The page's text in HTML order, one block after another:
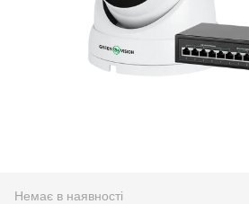
Немає в наявності